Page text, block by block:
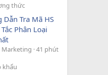
thức
Dẫn Tra Mã HS
Phân Loại
Marketing 41 phút
khẩu